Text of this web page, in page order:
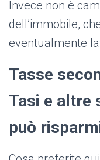
Invece non è
dell’immobile,
eventualmente la
Tasse
Tasi e altre
può